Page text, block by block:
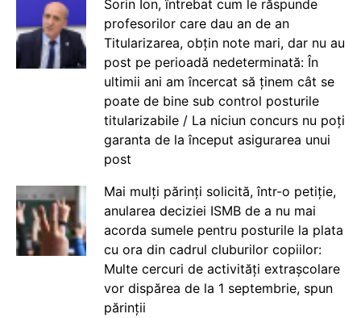
Sorin Ion, întrebat cum le răspunde
profesorilor care dau an de an
Titularizarea, obțin note mari, dar nu au
post pe perioadă nedeterminată: În
ultimii ani am încercat să ținem cât se
poate de bine sub control posturile
titularizabile / La niciun concurs nu poți
garanta de la început asigurarea unui
post
Mai mulți părinți solicită, într-o petiție,
anularea deciziei ISMB de a nu mai
acorda sumele pentru posturile la plata
cu ora din cadrul cluburilor copiilor:
Multe cercuri de activități extrașcolare
vor dispărea de la 1 septembrie, spun
părinții